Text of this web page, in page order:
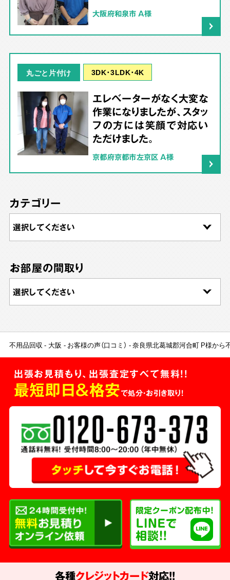
大阪府和泉市 A様
丸ごと片付け 3DK･3LDK･4K
エレベーターがなく大変な
作業になりましたが、スタッ
フの方には笑顔で対応い
ただけました。
京都府京都市左京区 A様
カテゴリー
お部屋の間取り
不用品回収 大阪 お客様の声（口コミ） 奈良県北葛城郡河合町 P様から
出張お見積もり、出張査定すべて無料!!
最短即日＆格安で処分・お引き取り！
各種クレジットカード対応!!